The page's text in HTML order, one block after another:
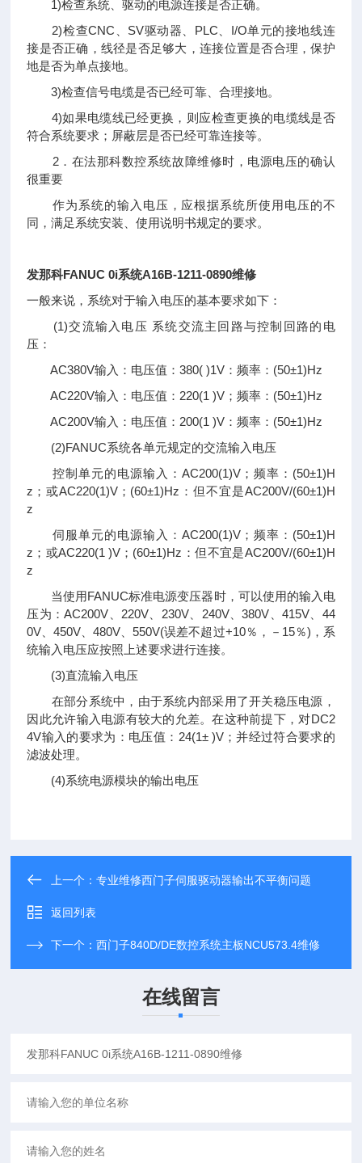
1)检查系统、驱动的电源连接是否正确。
2)检查CNC、SV驱动器、PLC、I/O单元的接地线连
接是否正确，线径是否足够大，连接位置是否合理，保护
地是否为单点接地。
3)检查信号电缆是否已经可靠、合理接地。
4)如果电缆线已经更换，则应检查更换的电缆线是否
符合系统要求；屏蔽层是否已经可靠连接等。
2．在法那科数控系统故障维修时，电源电压的确认
很重要
作为系统的输入电压，应根据系统所使用电压的不
同，满足系统安装、使用说明书规定的要求。
发那科FANUC 0i系统A16B-1211-0890维修
一般来说，系统对于输入电压的基本要求如下：
(1)交流输入电压 系统交流主回路与控制回路的电
压：
AC380V输入：电压值：380( )1V：频率：(50±1)Hz
AC220V输入：电压值：220(1 )V；频率：(50±1)Hz
AC200V输入：电压值：200(1 )V：频率：(50±1)Hz
(2)FANUC系统各单元规定的交流输入电压
控制单元的电源输入：AC200(1)V；频率：(50±1)H
z；或AC220(1)V；(60±1)Hz：但不宜是AC200V/(60±1)H
z
伺服单元的电源输入：AC200(1)V；频率：(50±1)H
z；或AC220(1 )V；(60±1)Hz：但不宜是AC200V/(60±1)H
z
当使用FANUC标准电源变压器时，可以使用的输入电
压为：AC200V、220V、230V、240V、380V、415V、44
0V、450V、480V、550V(误差不超过+10％，－15％)，系
统输入电压应按照上述要求进行连接。
(3)直流输入电压
在部分系统中，由于系统内部采用了开关稳压电源，
因此允许输入电源有较大的允差。在这种前提下，对DC2
4V输入的要求为：电压值：24(1± )V；并经过符合要求的
滤波处理。
(4)系统电源模块的输出电压
上一个：专业维修西门子伺服驱动器输出不平衡问题
返回列表
下一个：西门子840D/DE数控系统主板NCU573.4维修
在线留言